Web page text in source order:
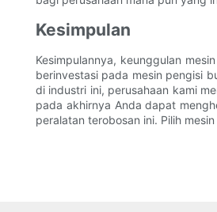
Kesimpulan
Kesimpulannya, keunggulan
berinvestasi pada mesin pengisi
di industri ini, perusahaan kami
pada akhirnya Anda dapat
peralatan terobosan ini. Pilih